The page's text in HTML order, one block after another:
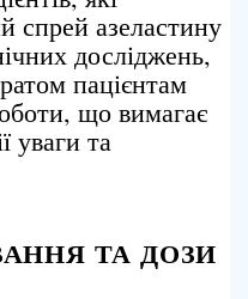
спрей азеластину
досліджень,
пацієнтам
що вимагає
уваги та
ТА ДОЗИ